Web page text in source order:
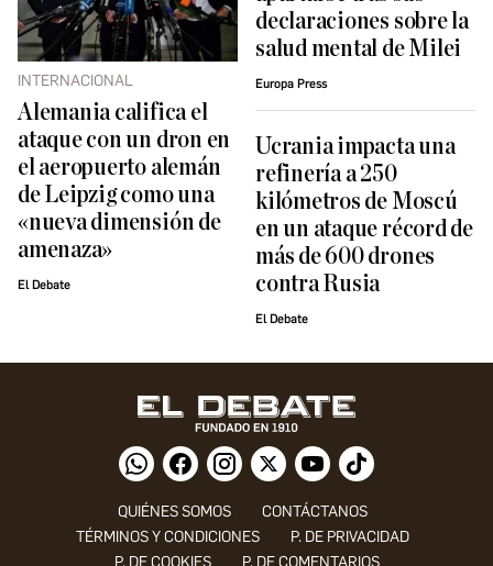
INTERNACIONAL
Alemania califica el
ataque con un dron en
el aeropuerto alemán
de Leipzig como una
«nueva dimensión de
amenaza»
El Debate
declaraciones sobre la
salud mental de Milei
Europa Press
Ucrania impacta una
refinería a 250
kilómetros de Moscú
en un ataque récord de
más de 600 drones
contra Rusia
El Debate
QUIÉNES SOMOS
CONTÁCTANOS
TÉRMINOS Y CONDICIONES
P. DE PRIVACIDAD
P. DE COOKIES
P. DE COMENTARIOS